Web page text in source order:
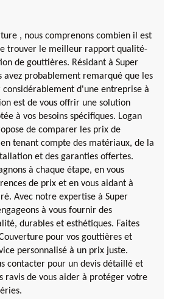
, nous comprenons combien il est
trouver le meilleur rapport qualité-
de gouttières. Résidant à Super
avez probablement remarqué que les
d'une entreprise à
est de vous offrir une solution
à vos besoins spécifiques. Logan
de comparer les prix de
tenant compte des matériaux, de la
et des garanties offertes.
à chaque étape, en vous
de prix et en vous aidant à
Avec notre expertise à Super
à vous fournir des
durables et esthétiques. Faites
pour vos gouttières et
personnalisé à un prix juste.
contacter pour un devis détaillé et
ravis de vous aider à protéger votre